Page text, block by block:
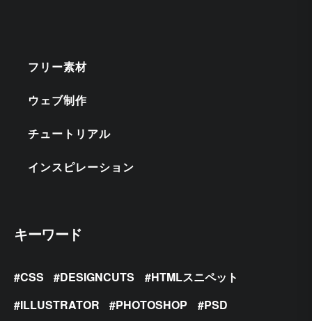
フリー素材
ウェブ制作
チュートリアル
インスピレーション
キーワード
CSS DESIGNCUTS
HTMLスニペット
ILLUSTRATOR
PHOTOSHOP
PSD